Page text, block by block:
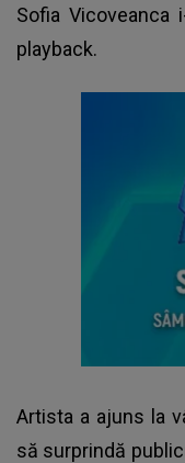
Sofia Vicoveanca
playback.
Artista a ajuns la
să surprindă